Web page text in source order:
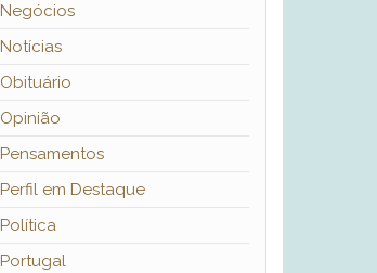
Negócios
Notícias
Obituário
Opinião
Pensamentos
Perfil em Destaque
Política
Portugal